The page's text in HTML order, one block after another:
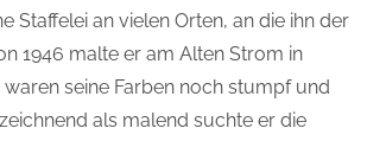
Staffelei an vielen Orten, an die ihn der
1946 malte er am Alten Strom in
seine Farben noch stumpf und
als malend suchte er die